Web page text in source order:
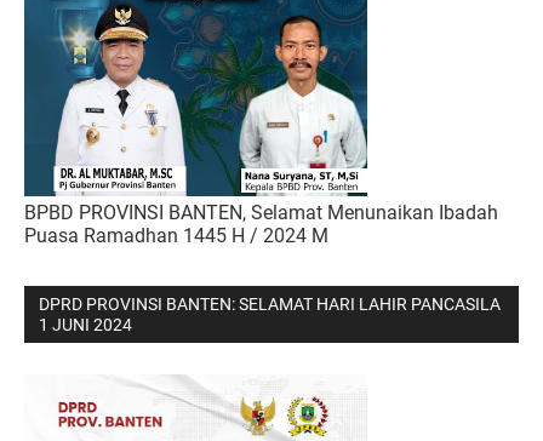
BPBD PROVINSI BANTEN, Selamat Menunaikan Ibadah
Puasa Ramadhan 1445 H / 2024 M
DPRD PROVINSI BANTEN: SELAMAT HARI LAHIR PANCASILA
1 JUNI 2024